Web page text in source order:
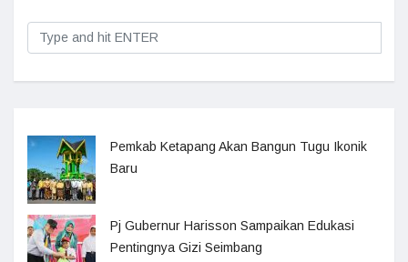
Pemkab Ketapang Akan Bangun Tugu Ikonik
Baru
Pj Gubernur Harisson Sampaikan Edukasi
Pentingnya Gizi Seimbang